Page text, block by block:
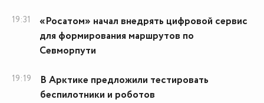
19:31
«Росатом» начал внедрять цифровой сервис
для формирования маршрутов по
Севморпути
19:19
В Арктике предложили тестировать
беспилотники и роботов